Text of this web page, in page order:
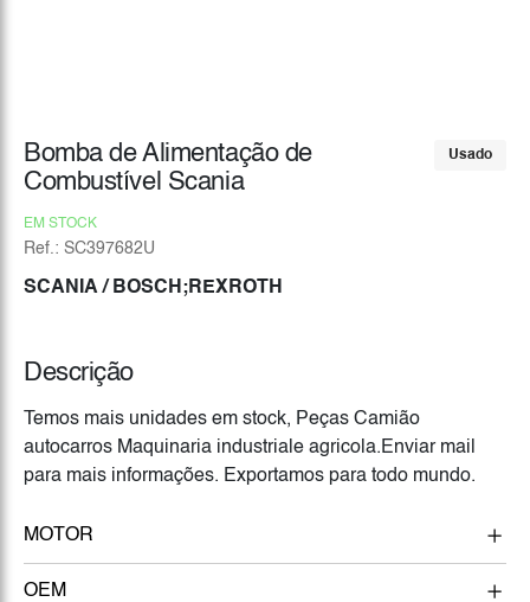
Usado
Bomba de Alimentação de
Combustível Scania
EM STOCK
Ref.: SC397682U
SCANIA / BOSCH;REXROTH
Descrição
Temos mais unidades em stock, Peças Camião
autocarros Maquinaria industriale agricola.Enviar mail
para mais informações. Exportamos para todo mundo.
MOTOR
OEM